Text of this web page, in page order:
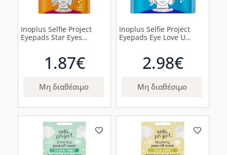
Inoplus Selfie Project
Eyepads Star Eyes
1.87€
Μη διαθέσιμο
Inoplus Selfie Project
Eyepads Eye Love U
2.98€
Μη διαθέσιμο